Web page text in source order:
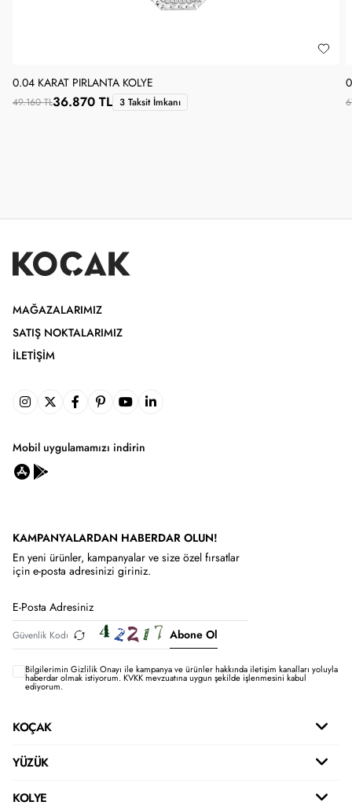
0.04 KARAT PIRLANTA KOLYE
49.160 TL36.870 TL 3 Taksit İmkanı
MAĞAZALARIMIZ
SATIŞ NOKTALARIMIZ
İLETIŞIM
Mobil uygulamamızı indirin
KAMPANYALARDAN HABERDAR OLUN!
En yeni ürünler, kampanyalar ve size özel fırsatlar
için e-posta adresinizi giriniz.
Abone Ol
Bilgilerimin Gizlilik Onayı ile kampanya ve ürünler hakkında iletişim kanalları yoluyla
haberdar olmak istiyorum.KVKK mevzuatına uygun şekilde işlenmesini kabul
ediyorum.
KOÇAK
YÜZÜK
KOLYE